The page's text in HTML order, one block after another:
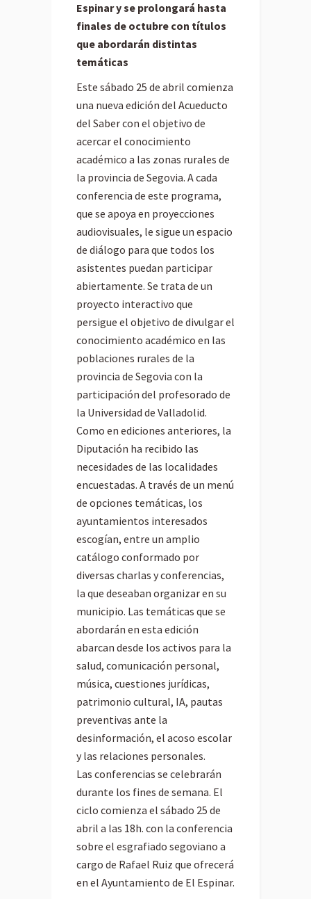
Espinar y se prolongará hasta
finales de octubre con títulos
que abordarán distintas
temáticas
Este sábado 25 de abril comienza
una nueva edición del Acueducto
del Saber con el objetivo de
acercar el conocimiento
académico a las zonas rurales de
la provincia de Segovia. A cada
conferencia de este programa,
que se apoya en proyecciones
audiovisuales, le sigue un espacio
de diálogo para que todos los
asistentes puedan participar
abiertamente. Se trata de un
proyecto interactivo que
persigue el objetivo de divulgar el
conocimiento académico en las
poblaciones rurales de la
provincia de Segovia con la
participación del profesorado de
la Universidad de Valladolid.
Como en ediciones anteriores, la
Diputación ha recibido las
necesidades de las localidades
encuestadas. A través de un menú
de opciones temáticas, los
ayuntamientos interesados
escogían, entre un amplio
catálogo conformado por
diversas charlas y conferencias,
la que deseaban organizar en su
municipio. Las temáticas que se
abordarán en esta edición
abarcan desde los activos para la
salud, comunicación personal,
música, cuestiones jurídicas,
patrimonio cultural, IA, pautas
preventivas ante la
desinformación, el acoso escolar
y las relaciones personales.
Las conferencias se celebrarán
durante los fines de semana. El
ciclo comienza el sábado 25 de
abril a las 18h. con la conferencia
sobre el esgrafiado segoviano a
cargo de Rafael Ruiz que ofrecerá
en el Ayuntamiento de El Espinar.